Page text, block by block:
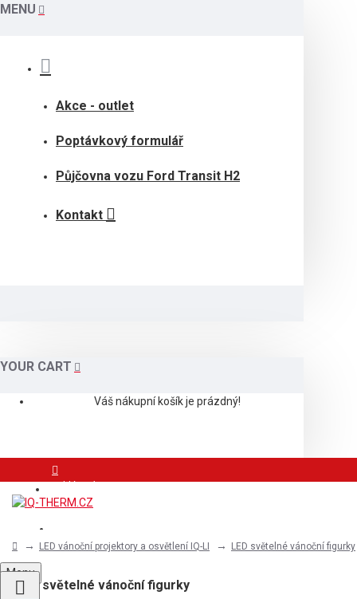
MENU
Akce - outlet
Poptávkový formulář
Půjčovna vozu Ford Transit H2
Kontakt
YOUR CART
Váš nákupní košík je prázdný!
Menu
LED vánoční projektory a osvětlení IQ-LI LED světelné vánoční figurky
LED světelné vánoční figurky